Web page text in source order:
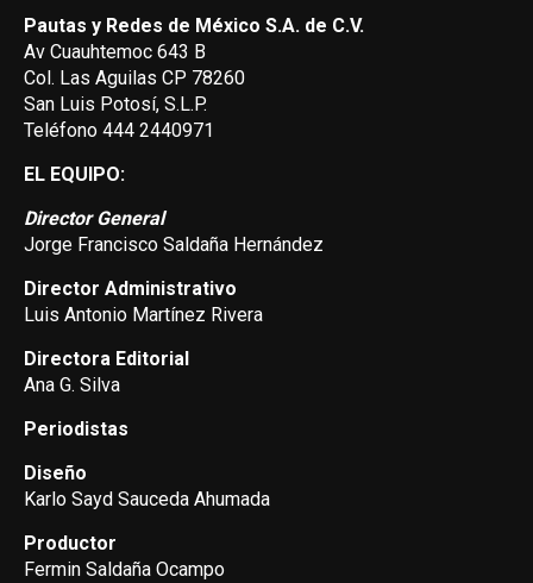
Pautas y Redes de México S.A. de C.V.
Av Cuauhtemoc 643 B
Col. Las Aguilas CP 78260
San Luis Potosí, S.L.P.
Teléfono 444 2440971
EL EQUIPO:
Director General
Jorge Francisco Saldaña Hernández
Director Administrativo
Luis Antonio Martínez Rivera
Directora Editorial
Ana G. Silva
Periodistas
Diseño
Karlo Sayd Sauceda Ahumada
Productor
Fermin Saldaña Ocampo